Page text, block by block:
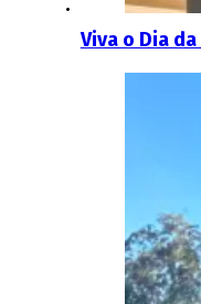
Viva o Dia